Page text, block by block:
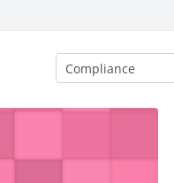
Kursbereiche